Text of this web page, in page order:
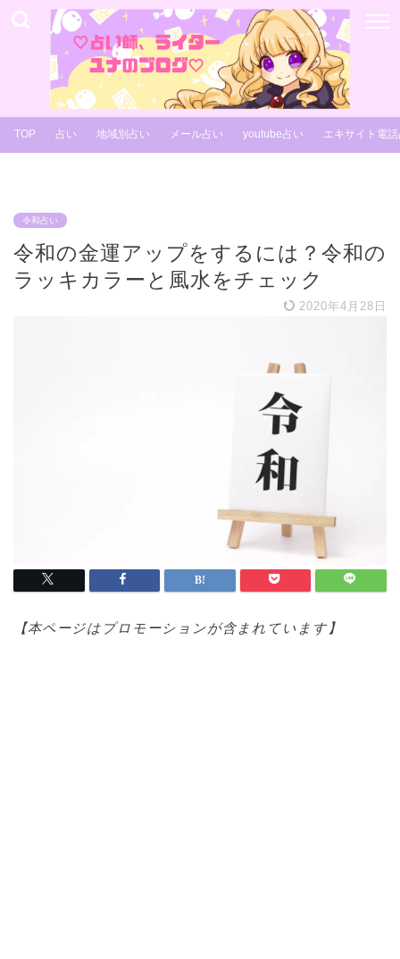
TOP 占い 地域別占い メール占い youtube占い エキサイト電
令和占い
令和の金運アップをするには？令和の
ラッキカラーと風水をチェック
2020年4月28日
【本ページはプロモーションが含まれています】